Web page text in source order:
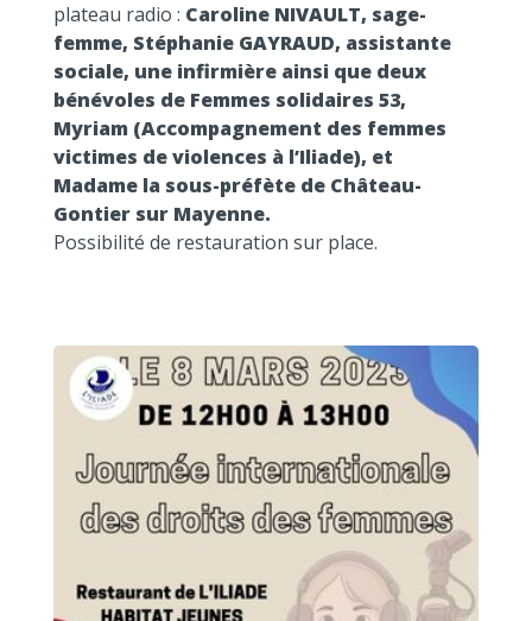
plateau radio : Caroline NIVAULT, sage-
femme, Stéphanie GAYRAUD, assistante
sociale, une infirmière ainsi que deux
bénévoles de Femmes solidaires 53,
Myriam (Accompagnement des femmes
victimes de violences à l’Iliade), et
Madame la sous-préfète de Château-
Gontier sur Mayenne.
Possibilité de restauration sur place.